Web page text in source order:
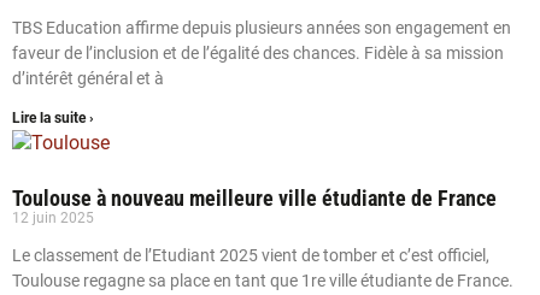
TBS Education affirme depuis plusieurs années son engagement en
faveur de l’inclusion et de l’égalité des chances. Fidèle à sa mission
d’intérêt général et à
Lire la suite ›
Toulouse à nouveau meilleure ville étudiante de France
12 juin 2025
Le classement de l’Etudiant 2025 vient de tomber et c’est officiel,
Toulouse regagne sa place en tant que 1re ville étudiante de France.